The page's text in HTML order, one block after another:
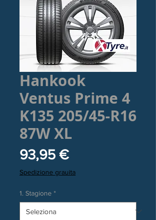
Hankook
Ventus Prime 4
K135 205/45-R16
87W XL
93,95 €Prezzo
Spedizione grauita
1. Stagione *